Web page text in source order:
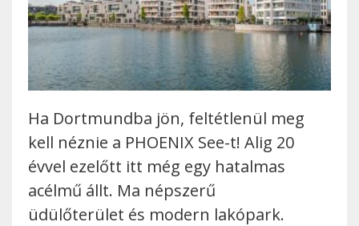
Ha Dortmundba jön, feltétlenül meg
kell néznie a PHOENIX See-t! Alig 20
évvel ezelőtt itt még egy hatalmas
acélmű állt. Ma népszerű
üdülőterület és modern lakópark.